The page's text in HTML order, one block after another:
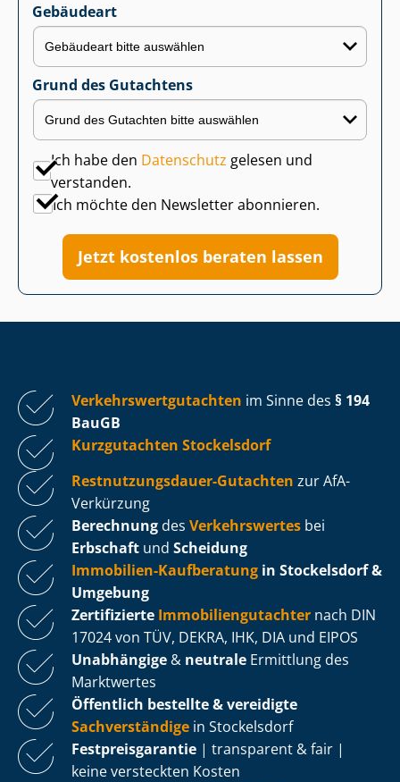
Gebäudeart
Grund des Gutachtens
Ich habe den Datenschutz gelesen und
verstanden.
Ich möchte den Newsletter abonnieren.
Jetzt kostenlos beraten lassen
Ver­kehrs­wert­gut­ach­ten im Sinne des § 194
BauGB
Kurzgutachten Stockelsdorf
Rest­nut­zungs­dau­er-Gutachten zur AfA-
Verkürzung
Berechnung des Verkehrswertes bei
Erbschaft und Scheidung
Immobilien-Kaufberatung in Stockelsdorf &
Umgebung
Zertifizierte Im­mo­bi­li­en­gut­ach­ter nach DIN
17024 von TÜV, DEKRA, IHK, DIA und EIPOS
Unabhängige & neutrale Ermittlung des
Marktwertes
Öffentlich bestellte & vereidigte
Sachverständige in Stockelsdorf
Fest­preis­ga­ran­tie | transparent & fair |
keine versteckten Kosten